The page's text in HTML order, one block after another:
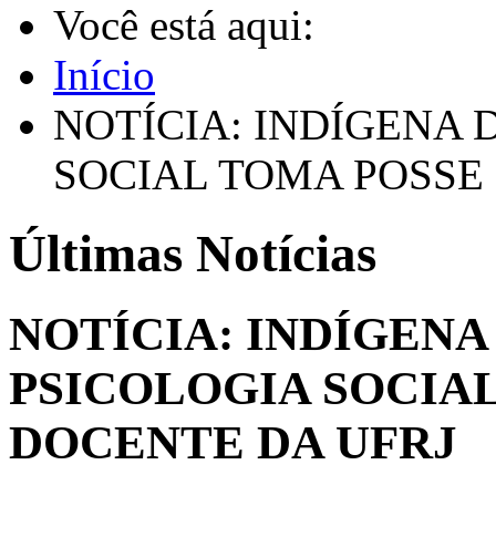
Você está aqui:
Início
NOTÍCIA: INDÍGENA
SOCIAL TOMA
Últimas Notícias
NOTÍCIA: INDÍGENA
PSICOLOGIA
DOCENTE DA UFRJ